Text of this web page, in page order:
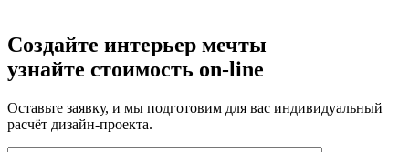
Создайте интерьер мечты
узнайте стоимость on-line
Оставьте заявку, и мы подготовим для вас индивидуальный
расчёт дизайн-проекта.